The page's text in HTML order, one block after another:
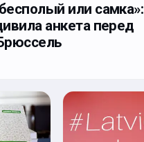
или самка»:
анкета перед